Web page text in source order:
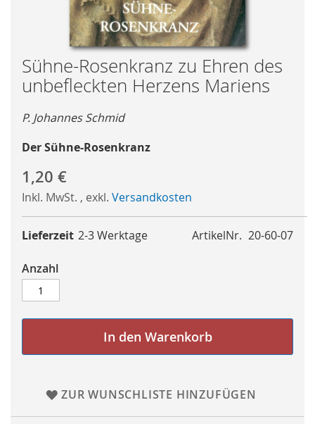
Skip
to
the
of
images
gallery
Sühne-Rosenkranz zu Ehren des
unbefleckten Herzens Mariens
P. Johannes Schmid
Der Sühne-Rosenkranz
1,20 €
Inkl. MwSt. , exkl. Versandkosten
ArtikelNr. 20-60-07
Lieferzeit 2-3 Werktage
Anzahl
In den Warenkorb
ZUR WUNSCHLISTE HINZUFÜGEN